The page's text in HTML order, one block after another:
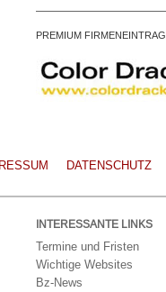
PREMIUM FIRMENEINTRAG
DATENSCHUTZ
INTERESSANTE LINKS
Termine und Fristen
Wichtige Websites
Bz-News